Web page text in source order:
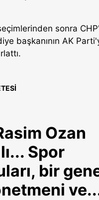
sonra
başkanının AK
Ozan
Spor
bir